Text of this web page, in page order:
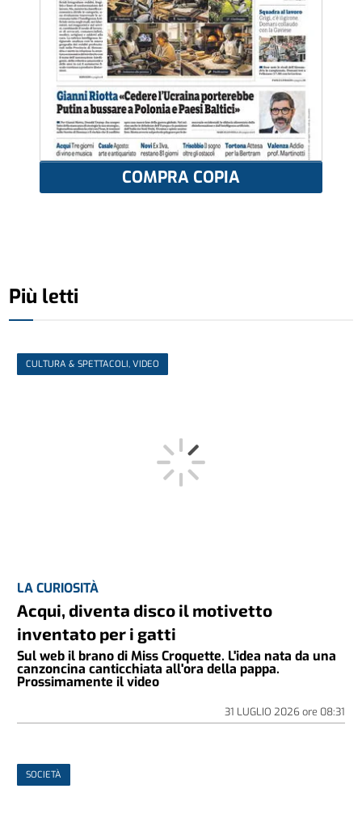
COMPRA COPIA
Più letti
CULTURA & SPETTACOLI, VIDEO
LA CURIOSITÀ
Acqui, diventa disco il motivetto
inventato per i gatti
Sul web il brano di Miss Croquette. L'idea nata da una
canzoncina canticchiata all'ora della pappa.
Prossimamente il video
31 LUGLIO 2026ore 08:31
SOCIETÀ